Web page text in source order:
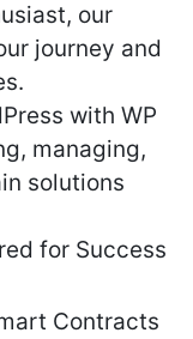
our
journey and
with WP
managing,
solutions
for Success
Contracts